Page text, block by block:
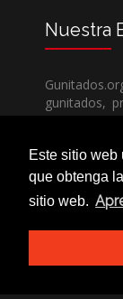
Este sitio web
que obtenga
sitio web.
Nuestra
gunitados,
con todos
competencia.
Si necesita
en
de poder
profesional.